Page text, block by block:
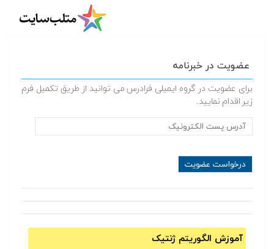
عضویت در خبرنامه
برای عضویت در گروه ایمیلی فرادرس می توانید از طریق تکمیل فرم
زیر اقدام نمایید.
آموزش الگوریتم ژنتیک